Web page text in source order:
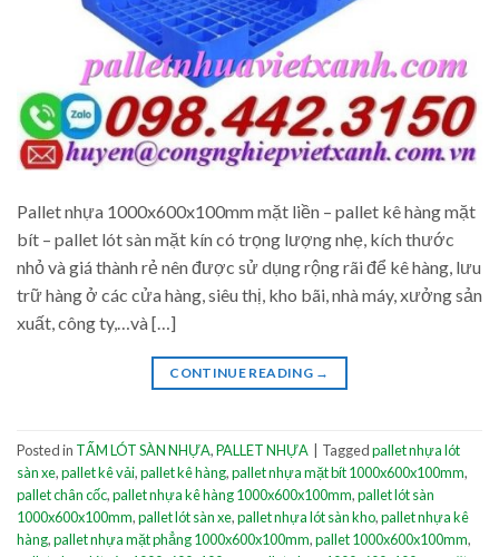
Pallet nhựa 1000x600x100mm mặt liền – pallet kê hàng mặt
bít – pallet lót sàn mặt kín có trọng lượng nhẹ, kích thước
nhỏ và giá thành rẻ nên được sử dụng rộng rãi để kê hàng, lưu
trữ hàng ở các cửa hàng, siêu thị, kho bãi, nhà máy, xưởng sản
xuất, công ty,…và […]
CONTINUE READING →
Posted in TẤM LÓT SÀN NHỰA,PALLET NHỰA Taggedpallet nhựa lót
sàn xe,pallet kê vải,pallet kê hàng,pallet nhựa mặt bít 1000x600x100mm,
pallet chân cốc,pallet nhựa kê hàng 1000x600x100mm,pallet lót sàn
1000x600x100mm,pallet lót sàn xe,pallet nhựa lót sàn kho,pallet nhựa kê
hàng,pallet nhựa mặt phẳng 1000x600x100mm,pallet 1000x600x100mm,